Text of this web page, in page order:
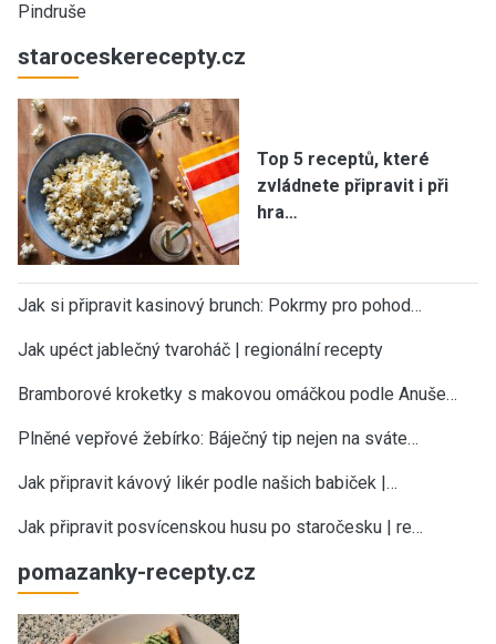
Pindruše
staroceskerecepty.cz
Top 5 receptů, které
zvládnete připravit i při
hra…
Jak si připravit kasinový brunch: Pokrmy pro pohod…
Jak upéct jablečný tvaroháč | regionální recepty
Bramborové kroketky s makovou omáčkou podle Anuše…
Plněné vepřové žebírko: Báječný tip nejen na sváte…
Jak připravit kávový likér podle našich babiček |…
Jak připravit posvícenskou husu po staročesku | re…
pomazanky-recepty.cz